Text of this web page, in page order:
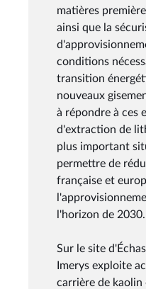
matières
ainsi que la
conditions
transition
nouveaux
à répondre à ces
d'extraction de
plus important
permettre de
française et
l'horizon de 2030.
Sur le site
Imerys exploite
carrière de kaolin